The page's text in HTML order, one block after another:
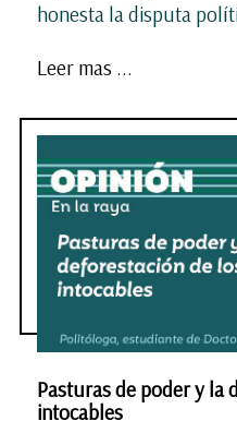
honesta la disputa
Leer mas ...
Pasturas de poder y la
intocables